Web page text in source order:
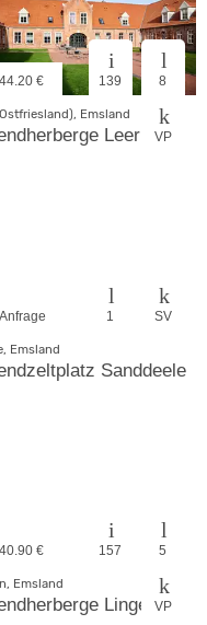
44.20 € 139 8
VP
Emsland
Leer
1 SV
Emsland
Sanddeele
40.90 € 157 5
VP
Emsland
Lingen